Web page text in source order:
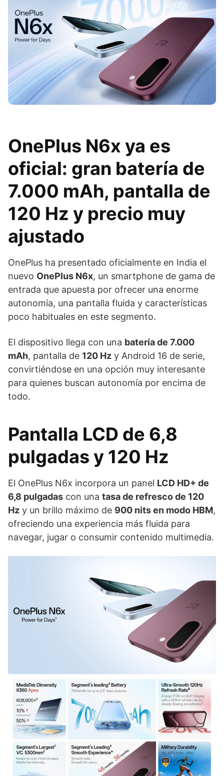
OnePlus N6x ya es
oficial: gran batería de
7.000 mAh, pantalla de
120 Hz y precio muy
ajustado
OnePlus ha presentado oficialmente en India el
nuevo OnePlus N6x, un smartphone de gama de
entrada que apuesta por ofrecer una enorme
autonomía, una pantalla fluida y características
poco habituales en este segmento.
El dispositivo llega con una batería de 7.000
mAh, pantalla de 120 Hz y Android 16 de serie,
convirtiéndose en una opción muy interesante
para quienes buscan autonomía por encima de
todo.
Pantalla LCD de 6,8
pulgadas y 120 Hz
El OnePlus N6x incorpora un panel LCD HD+ de
6,8 pulgadas con una tasa de refresco de 120
Hz y un brillo máximo de 900 nits en modo HBM,
ofreciendo una experiencia más fluida para
navegar, jugar o consumir contenido multimedia.